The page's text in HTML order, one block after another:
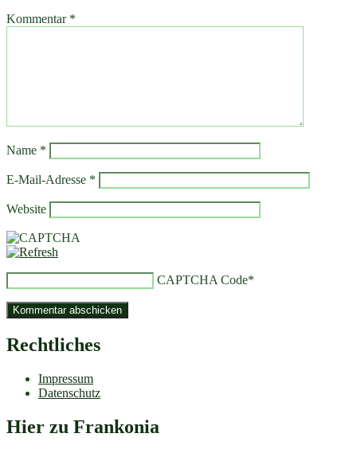
Kommentar *
Name *
E-Mail-Adresse *
Website
CAPTCHA Code*
Rechtliches
Impressum
Datenschutz
Hier zu Frankonia